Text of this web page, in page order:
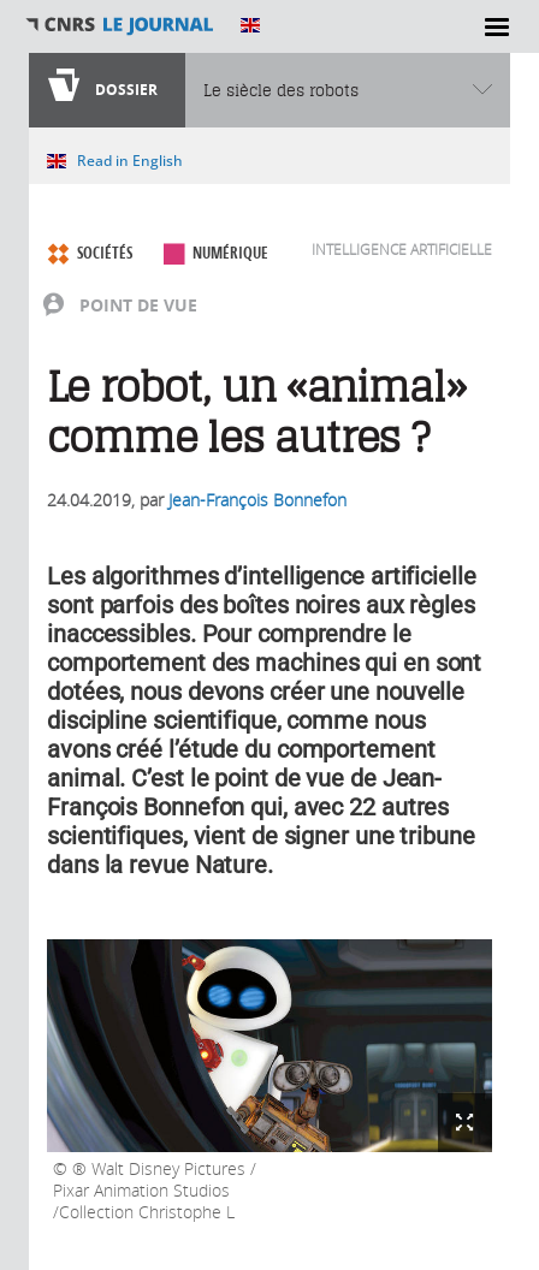
DOSSIER Le siècle des robots
Vous êtes ici
Read in English
POINT DE VUE
SOCIÉTÉS NUMÉRIQUE INTELLIGENCE ARTIFICIELLE
Le robot, un «animal»
comme les autres ?
24.04.2019, par Jean-François Bonnefon
Les algorithmes d’intelligence artificielle
sont parfois des boîtes noires aux règles
inaccessibles. Pour comprendre le
comportement des machines qui en sont
dotées, nous devons créer une nouvelle
discipline scientifique, comme nous
avons créé l’étude du comportement
animal. C’est le point de vue de Jean-
François Bonnefon qui, avec 22 autres
scientifiques, vient de signer une tribune
dans la revue Nature.
® Walt Disney Pictures /
Pixar Animation Studios
/Collection Christophe L